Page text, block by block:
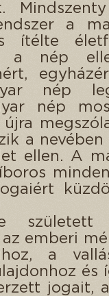
a
ítélte
a nép
nép
nép
a
ellen. A
emberi
a
és
jogait,